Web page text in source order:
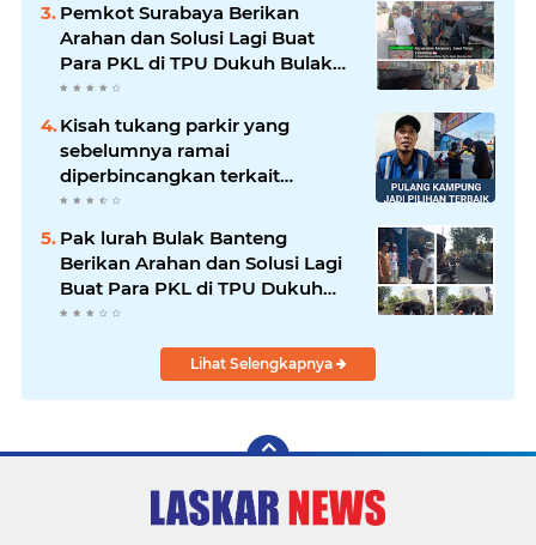
Pemkot Surabaya Berikan
Arahan dan Solusi Lagi Buat
Para PKL di TPU Dukuh Bulak
Banteng Surabaya
Kisah tukang parkir yang
sebelumnya ramai
diperbincangkan terkait
persoalan parkir gratis di
sebuah minimarket di Bekasi
kini memasuki babak baru.
Pak lurah Bulak Banteng
Berikan Arahan dan Solusi Lagi
Buat Para PKL di TPU Dukuh
Bulak Banteng Surabaya
Lihat Selengkapnya